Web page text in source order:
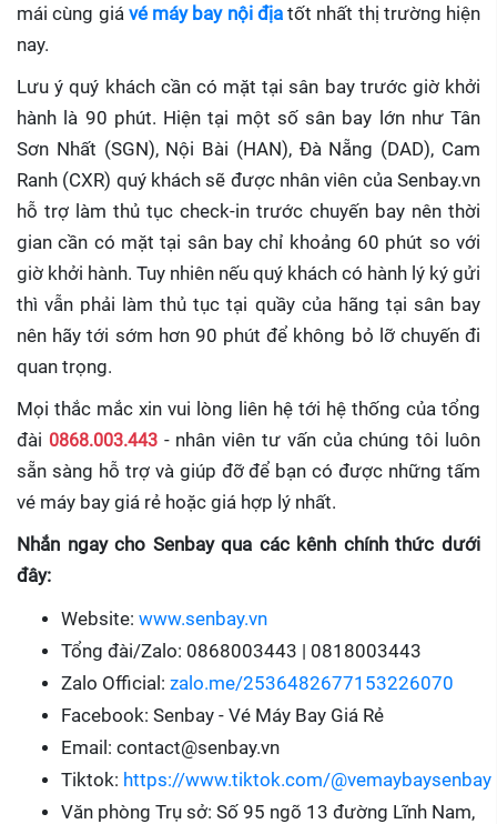
mái cùng giá vé máy bay nội địa tốt nhất thị trường hiện
nay.
Lưu ý quý khách cần có mặt tại sân bay trước giờ khởi
hành là 90 phút. Hiện tại một số sân bay lớn như Tân
Sơn Nhất (SGN), Nội Bài (HAN), Đà Nẵng (DAD), Cam
Ranh (CXR) quý khách sẽ được nhân viên của Senbay.vn
hỗ trợ làm thủ tục check-in trước chuyến bay nên thời
gian cần có mặt tại sân bay chỉ khoảng 60 phút so với
giờ khởi hành. Tuy nhiên nếu quý khách có hành lý ký gửi
thì vẫn phải làm thủ tục tại quầy của hãng tại sân bay
nên hãy tới sớm hơn 90 phút để không bỏ lỡ chuyến đi
quan trọng.
Mọi thắc mắc xin vui lòng liên hệ tới hệ thống của tổng
đài 0868.003.443- nhân viên tư vấn của chúng tôi luôn
sẵn sàng hỗ trợ và giúp đỡ để bạn có được những tấm
vé máy bay giá rẻ hoặc giá hợp lý nhất.
Nhắn ngay cho Senbay qua các kênh chính thức dưới
đây:
Website: www.senbay.vn
Tổng đài/Zalo: 0868003443 | 0818003443
Zalo Official: zalo.me/2536482677153226070
Facebook: Senbay - Vé Máy Bay Giá Rẻ
Email: contact@senbay.vn
Tiktok: https://www.tiktok.com/@vemaybaysenbay
Văn phòng Trụ sở: Số 95 ngõ 13 đường Lĩnh Nam,